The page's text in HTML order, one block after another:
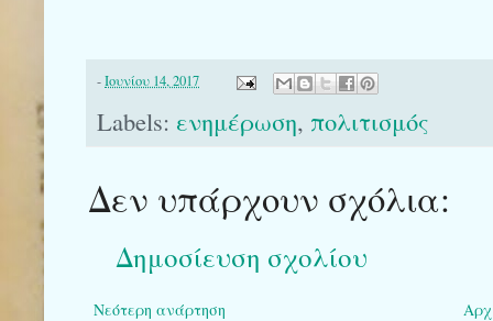
-Ιουνίου 14, 2017
Labels: ενημέρωση, πολιτισμός
Δεν υπάρχουν σχόλια:
Δημοσίευση σχολίου
Νεότερη ανάρτηση